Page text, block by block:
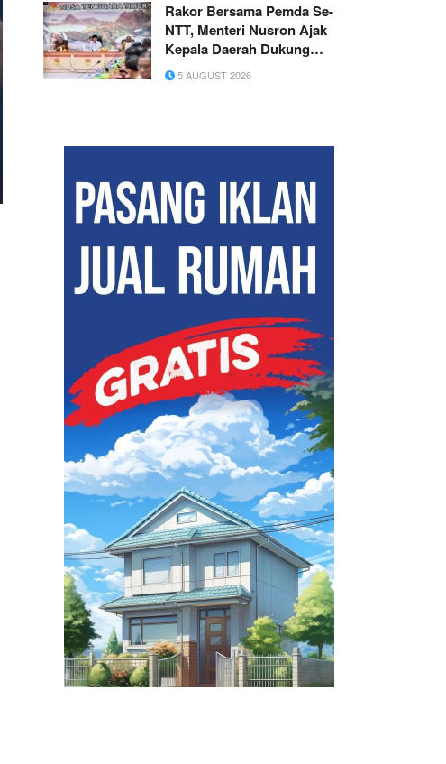
Rakor Bersama Pemda Se-
NTT, Menteri Nusron Ajak
Kepala Daerah Dukung
Transformasi Layanan
Pertanahan
5 AUGUST 2026